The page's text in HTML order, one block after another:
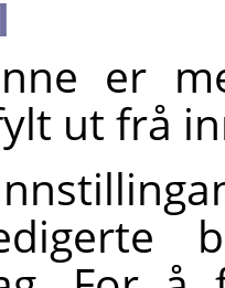
er
ut frå